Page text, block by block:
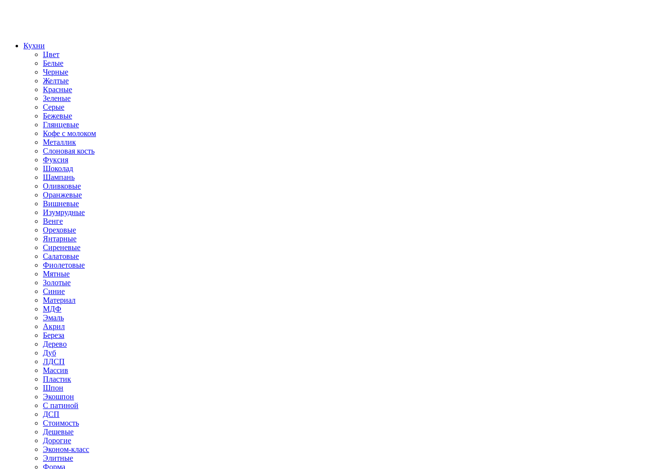
Кухни
Цвет
Белые
Черные
Желтые
Красные
Зеленые
Серые
Бежевые
Глянцевые
Кофе с молоком
Металлик
Слоновая кость
Фуксия
Шоколад
Шампань
Оливковые
Оранжевые
Вишневые
Изумрудные
Венге
Ореховые
Янтарные
Сиреневые
Салатовые
Фиолетовые
Мятные
Золотые
Синие
Материал
МДФ
Эмаль
Акрил
Береза
Дерево
Дуб
ЛДСП
Массив
Пластик
Шпон
Экошпон
С патиной
ДСП
Стоимость
Дешевые
Дорогие
Эконом-класс
Элитные
Форма